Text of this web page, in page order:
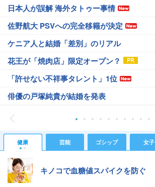
日本人が誤解 海外タトゥー事情
佐野航大 PSVへの完全移籍が決定
ケニア人と結婚「差別」のリアル
花王が「焼肉店」限定オープン？
「許せない不祥事タレント」1位
俳優の戸塚純貴が結婚を発表
健康 芸能 ゴシップ 女子
キノコで血糖値スパイクを防ぐ